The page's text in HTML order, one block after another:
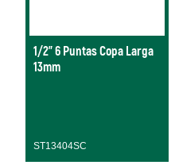
1/2" 6 Puntas Copa Larga
13mm
ST13404SC